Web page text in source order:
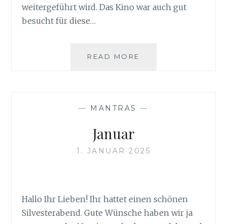
weitergeführt wird. Das Kino war auch gut
besucht für diese…
READ MORE
— MANTRAS —
Januar
1. JANUAR 2025
Hallo Ihr Lieben! Ihr hattet einen schönen
Silvesterabend. Gute Wünsche haben wir ja